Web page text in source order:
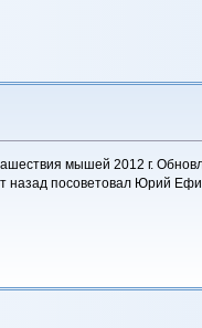
мышей 2012 г.
назад посоветовал Юрий